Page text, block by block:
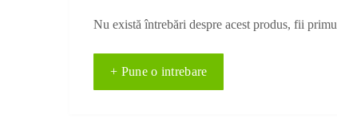
Nu există întrebări despre acest produs, fii
+ Pune o intrebare